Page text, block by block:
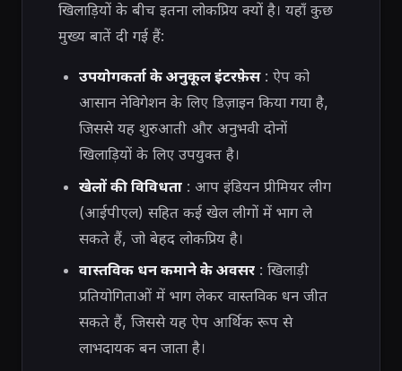
खिलाड़ियों के बीच इतना लोकप्रिय क्यों है। यहाँ कुछ
मुख्य बातें दी गई हैं:
उपयोगकर्ता के अनुकूल इंटरफ़ेस: ऐप को
आसान नेविगेशन के लिए डिज़ाइन किया गया है,
जिससे यह शुरुआती और अनुभवी दोनों
खिलाड़ियों के लिए उपयुक्त है।
खेलों की विविधता: आप इंडियन प्रीमियर लीग
(आईपीएल) सहित कई खेल लीगों में भाग ले
सकते हैं, जो बेहद लोकप्रिय है।
वास्तविक धन कमाने के अवसर: खिलाड़ी
प्रतियोगिताओं में भाग लेकर वास्तविक धन जीत
सकते हैं, जिससे यह ऐप आर्थिक रूप से
लाभदायक बन जाता है।